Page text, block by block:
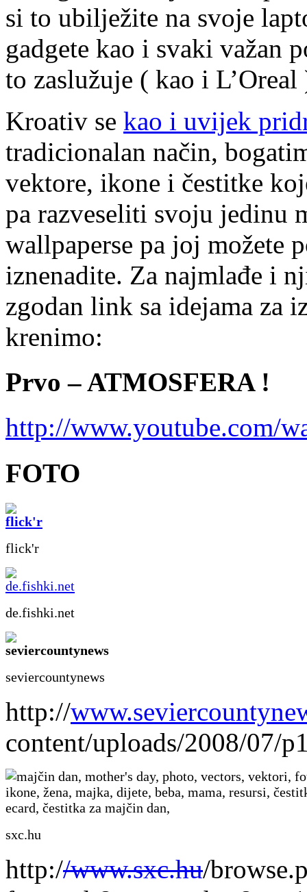
si to ubilježite na svoje
gadgete kao i svaki važan
to zaslužuje ( kao i
Kroativ se kao i uvijek
tradicionalan način,
vektore, ikone i čestitke
pa razveseliti svoju jedinu
wallpaperse pa joj možete
iznenadite. Za najmlađe i
zgodan link sa idejama za
krenimo:
Prvo – ATMOSFERA !
http://www.youtube.com/
FOTO
flick'r
de.fishki.net
seviercountynews
http://
content/uploads/2008/07/
sxc.hu
http://www.sxc.hu/